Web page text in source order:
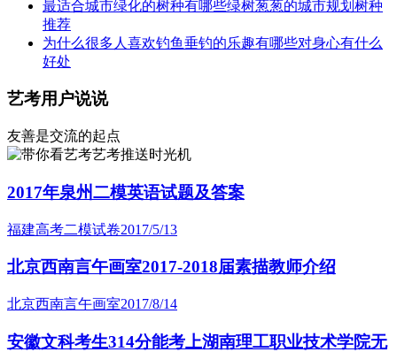
最适合城市绿化的树种有哪些绿树葱葱的城市规划树种
推荐
为什么很多人喜欢钓鱼垂钓的乐趣有哪些对身心有什么
好处
艺考用户说说
友善是交流的起点
艺考推送时光机
2017年泉州二模英语试题及答案
福建高考二模试卷2017/5/13
北京西南言午画室2017-2018届素描教师介绍
北京西南言午画室2017/8/14
安徽文科考生314分能考上湖南理工职业技术学院无